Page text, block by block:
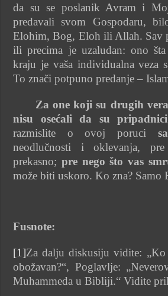
da su se poslanik Avram i
predavali svom Gospodaru,
Elohim, Bog, Eloh ili Allah. Sav
ili precima je uzaludan: ono
kraju je vaša individualna veza
To znači potpuno predanje –
Za one koji su drugih vera
nisu osećali da su
razmislite o ovoj poruci
neodlučnosti i oklevanja,
prekasno; pre nego što vas
može biti uskoro. Ko zna? Samo
Fusnote:
[1]Za dalju diskusiju vidite: „Ko
obožavan?“, Poglavlje:
Muhammeda u Bibliji.“ Vidite